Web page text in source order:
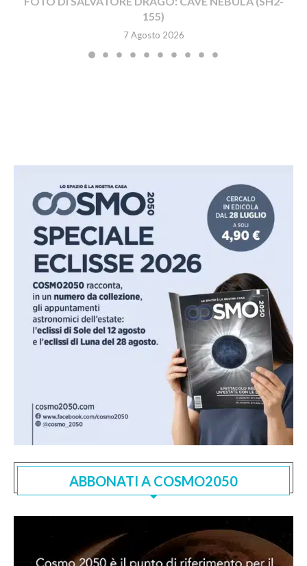
155)
7 Agosto 2026
ABBONATI A COSMO2050